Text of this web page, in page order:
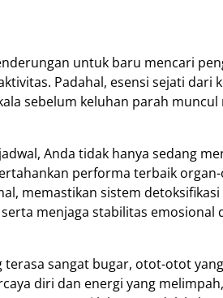
untuk baru mencari
Padahal, esensi sejati dari
sebelum keluhan parah muncul
Anda tidak hanya sedang
performa terbaik
memastikan sistem
menjaga stabilitas emosional
sangat bugar, otot-otot
diri dan energi yang